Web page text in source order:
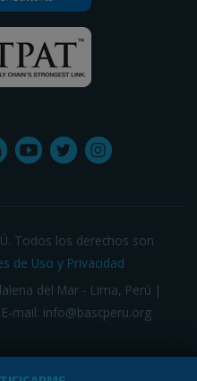
Todos los derechos son
de Uso y Privacidad
del Mar - Lima, Perú |
mail: info@bascperu.org